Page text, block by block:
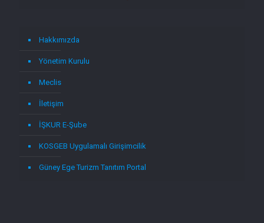
Hakkımızda
Yönetim Kurulu
Meclis
İletişim
İŞKUR E-Şube
KOSGEB Uygulamalı Girişimcilik
Güney Ege Turizm Tanıtım Portal